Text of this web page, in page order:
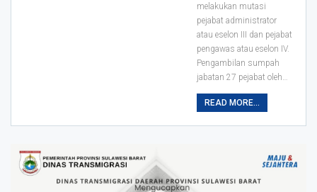
melakukan mutasi
pejabat administrator
atau eselon III dan pejabat
pengawas atau eselon IV.
Pengambilan sumpah
jabatan 27 pejabat oleh…
READ MORE...